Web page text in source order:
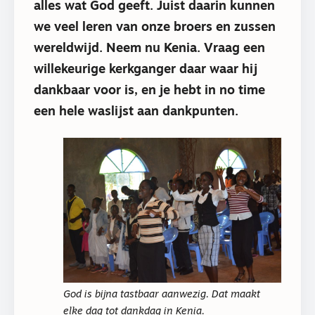
alles wat God geeft. Juist daarin kunnen
we veel leren van onze broers en zussen
wereldwijd. Neem nu Kenia. Vraag een
willekeurige kerkganger daar waar hij
dankbaar voor is, en je hebt in no time
een hele waslijst aan dankpunten.
God is bijna tastbaar aanwezig. Dat maakt
elke dag tot dankdag in Kenia.